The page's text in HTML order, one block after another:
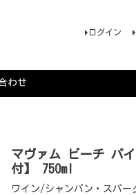
ログイン
わせ
マヴァム ビーチ パ
付】 750ml
ワイン/シャンパン・スパ